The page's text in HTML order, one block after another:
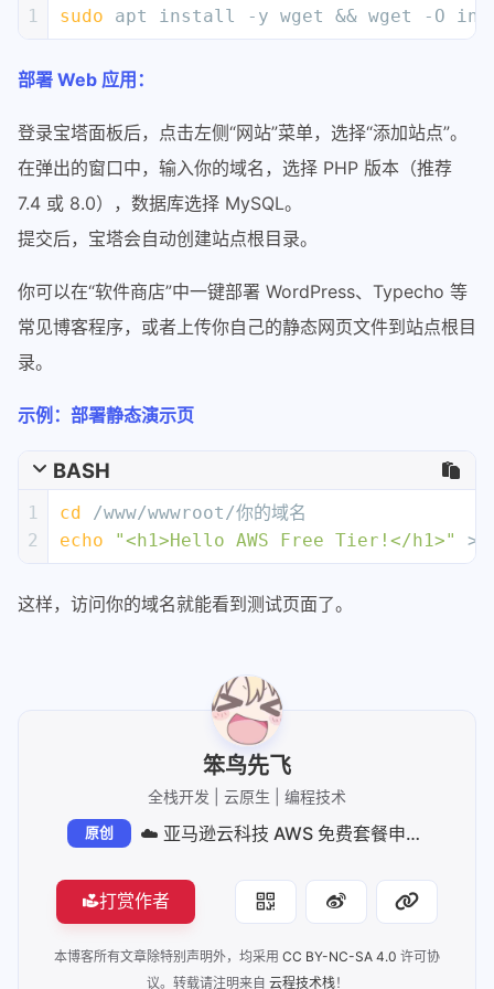
1 sudo apt install -y wget && wget -O
部署 Web 应用：
登录宝塔面板后，点击左侧“网站”菜单，选择“添加站点”。
在弹出的窗口中，输入你的域名，选择 PHP 版本（推荐
7.4 或 8.0），数据库选择 MySQL。
提交后，宝塔会自动创建站点根目录。
你可以在“软件商店”中一键部署 WordPress、Typecho 等
常见博客程序，或者上传你自己的静态网页文件到站点根目
录。
示例：部署静态演示页
BASH
1
2
cd /www/wwwroot/你的域名
echo
"<h1>Hello AWS Free Tier!</h1>" >
这样，访问你的域名就能看到测试页面了。
笨鸟先飞
全栈开发 | 云原生 | 编程技术
原创 ☁️ 亚马逊云科技 AWS 免费套餐申请与 VPS 搭建指南：手把手教你搭建个人 Web 服务
打赏作者
本博客所有文章除特别声明外，均采用 CC BY-NC-SA 4.0 许可协
议。转载请注明来自 云程技术栈！